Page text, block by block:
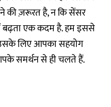
की ज़रूरत है, न कि सेंसर
बढ़ता एक कदम है. हम इससे
लिए आपका सहयोग
समर्थन से ही चलते हैं.